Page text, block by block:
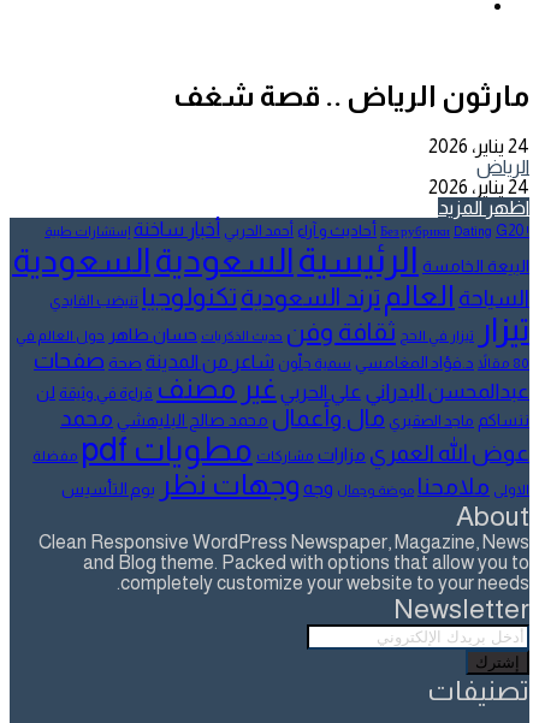
مارثون الرياض .. قصة شغف
24 يناير، 2026
24 يناير، 2026
اظهر المزيد
! Без рубрики
Dating G20 أحاديث و آراء أحمد الحربي أخبار ساخنة إستشارات طبية
البيعة الخامسة الرئيسيةالسعوديةالسعودية
السياحة العالم ترند السعودية تكنولوجيا تنيضب الفايدي
تيزار تيزار في الحج ثقافة وفن حديث الذكريات حسان طاهر حول العالم في
80 مقالاً
د.فؤاد المغامسي سمية جلّون شاعر من المدينة صحة صفحات
عبدالمحسن البدراني علي الحربي غير مصنف قراءة في وثيقة لن
ننساكم ماجد الصقيري مال وأعمال محمد صالح البليهشي محمد
عوض الله العمري مزارات مشاركات مطويات pdf مفضلة
الاولى ملامحنا موضة وجمال وجه وجهات نظر يوم التأسيس
About
Clean Responsive WordPress Newspaper, Magazine, News
and Blog theme. Packed with options that allow you to
completely customize your website to your needs.
Newsletter
أدخل
بريدك
الإلكتروني
تصنيفات